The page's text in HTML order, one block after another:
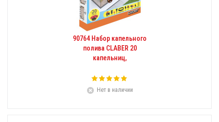
90764 Набор капельного
полива CLABER 20
капельниц,
Нет в наличии